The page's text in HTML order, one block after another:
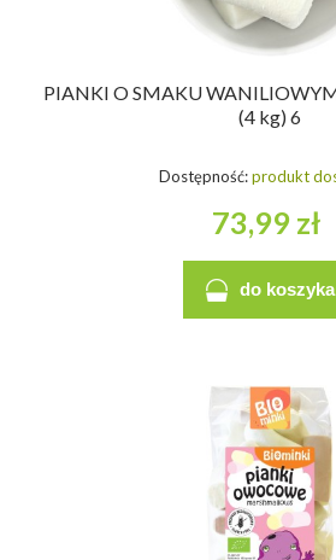
PIANKI O SMAKU
(4 kg) 6
Dostępność:produkt
73,99 zł
do koszyka